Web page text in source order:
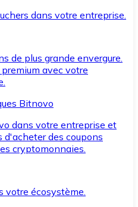
dans votre entreprise.
de plus grande envergure.
avec votre
Bitnovo
dans votre entreprise et
des coupons
cryptomonnaies.
votre écosystème.